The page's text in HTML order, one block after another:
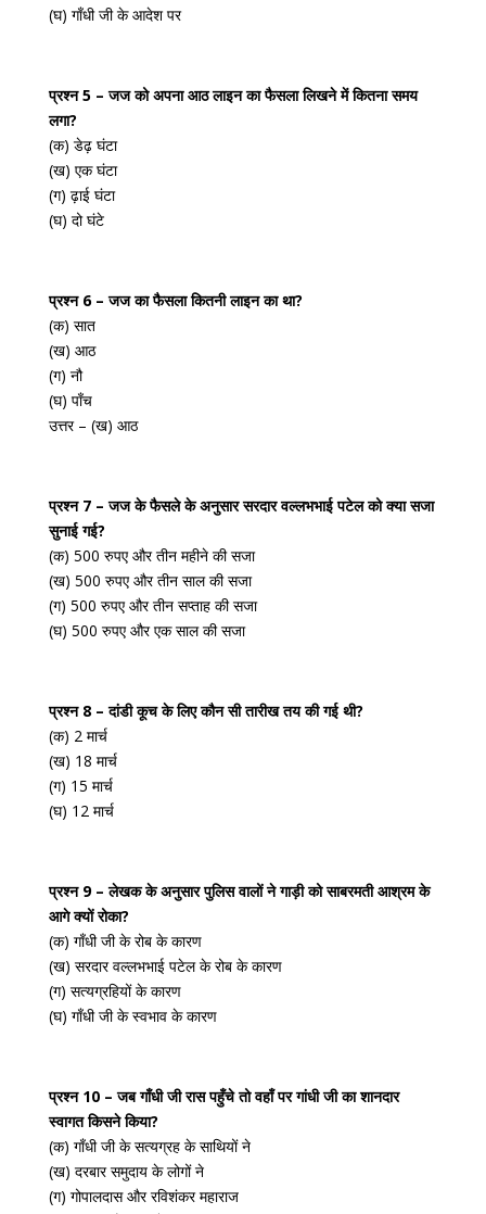
(घ) गाँधी जी के आदेश पर
प्रश्न 5 – जज को अपना आठ लाइन का फैसला लिखने में कितना समय
लगा?
(क) डेढ़ घंटा
(ख) एक घंटा
(ग) ढ़ाई घंटा
(घ) दो घंटे
प्रश्न 6 – जज का फैसला कितनी लाइन का था?
(क) सात
(ख) आठ
(ग) नौ
(घ) पाँच
उत्तर – (ख) आठ
प्रश्न 7 – जज के फैसले के अनुसार सरदार वल्लभभाई पटेल को क्या सजा
सुनाई गई?
(क) 500 रुपए और तीन महीने की सजा
(ख) 500 रुपए और तीन साल की सजा
(ग) 500 रुपए और तीन सप्ताह की सजा
(घ) 500 रुपए और एक साल की सजा
प्रश्न 8 – दांडी कूच के लिए कौन सी तारीख तय की गई थी?
(क) 2 मार्च
(ख) 18 मार्च
(ग) 15 मार्च
(घ) 12 मार्च
प्रश्न 9 – लेखक के अनुसार पुलिस वालों ने गाड़ी को साबरमती आश्रम के
आगे क्यों रोका?
(क) गाँधी जी के रोब के कारण
(ख) सरदार वल्लभभाई पटेल के रोब के कारण
(ग) सत्यग्रहियों के कारण
(घ) गाँधी जी के स्वभाव के कारण
प्रश्न 10 – जब गाँधी जी रास पहुँचे तो वहाँ पर गांधी जी का शानदार
स्वागत किसने किया?
(क) गाँधी जी के सत्यग्रह के साथियों ने
(ख) दरबार समुदाय के लोगों ने
(ग) गोपालदास और रविशंकर महाराज